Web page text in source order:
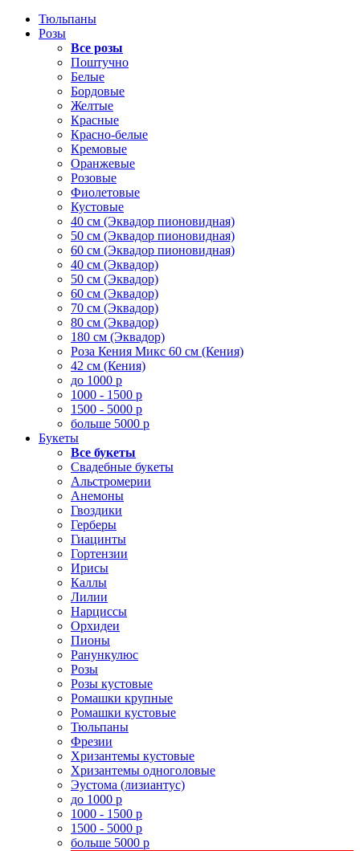
Тюльпаны
Розы
Все розы
Поштучно
Белые
Бордовые
Желтые
Красные
Красно-белые
Кремовые
Оранжевые
Розовые
Фиолетовые
Кустовые
40 см (Эквадор пионовидная)
50 см (Эквадор пионовидная)
60 см (Эквадор пионовидная)
40 см (Эквадор)
50 см (Эквадор)
60 см (Эквадор)
70 см (Эквадор)
80 см (Эквадор)
180 см (Эквадор)
Роза Кения Микс 60 см (Кения)
42 см (Кения)
до 1000 р
1000 - 1500 р
1500 - 5000 р
больше 5000 р
Букеты
Все букеты
Свадебные букеты
Альстромерии
Анемоны
Гвоздики
Герберы
Гиацинты
Гортензии
Ирисы
Каллы
Лилии
Нарциссы
Орхидеи
Пионы
Ранункулюс
Розы
Розы кустовые
Ромашки крупные
Ромашки кустовые
Тюльпаны
Фрезии
Хризантемы кустовые
Хризантемы одноголовые
Эустома (лизиантус)
до 1000 р
1000 - 1500 р
1500 - 5000 р
больше 5000 р